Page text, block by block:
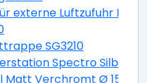
externe Luftzufuhr
SG3210
Spectro Silber
Verchromt Ø 15 mm